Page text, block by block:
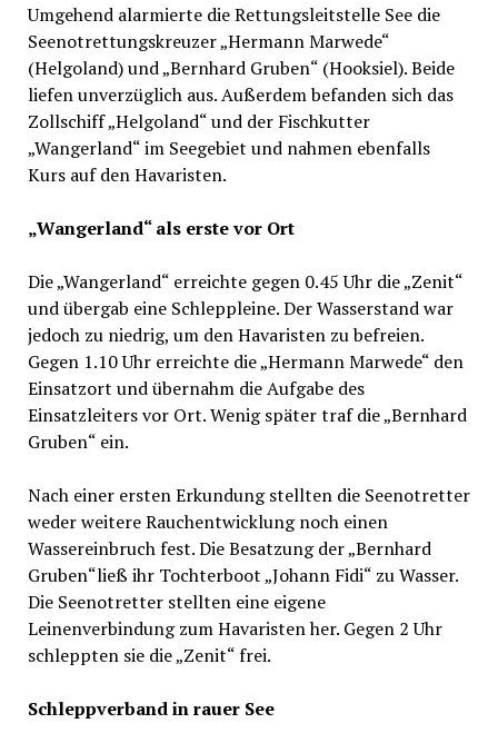
Umgehend alarmierte die Rettungsleitstelle See die
Seenotrettungskreuzer „Hermann Marwede“
(Helgoland) und „Bernhard Gruben“ (Hooksiel). Beide
liefen unverzüglich aus. Außerdem befanden sich das
Zollschiff „Helgoland“ und der Fischkutter
„Wangerland“ im Seegebiet und nahmen ebenfalls
Kurs auf den Havaristen.
„Wangerland“ als erste vor Ort
Die „Wangerland“ erreichte gegen 0.45 Uhr die „Zenit“
und übergab eine Schleppleine. Der Wasserstand war
jedoch zu niedrig, um den Havaristen zu befreien.
Gegen 1.10 Uhr erreichte die „Hermann Marwede“ den
Einsatzort und übernahm die Aufgabe des
Einsatzleiters vor Ort. Wenig später traf die „Bernhard
Gruben“ ein.
Nach einer ersten Erkundung stellten die Seenotretter
weder weitere Rauchentwicklung noch einen
Wassereinbruch fest. Die Besatzung der „Bernhard
Gruben“ließ ihr Tochterboot „Johann Fidi“ zu Wasser.
Die Seenotretter stellten eine eigene
Leinenverbindung zum Havaristen her. Gegen 2 Uhr
schleppten sie die „Zenit“ frei.
Schleppverband in rauer See